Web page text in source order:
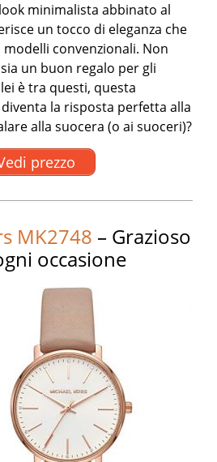
minimalista abbinato al
un tocco di eleganza che
convenzionali. Non
un buon regalo per gli
è tra questi, questa
la risposta perfetta alla
alla suocera (o ai suoceri)?
prezzo
MK2748 – Grazioso
occasione